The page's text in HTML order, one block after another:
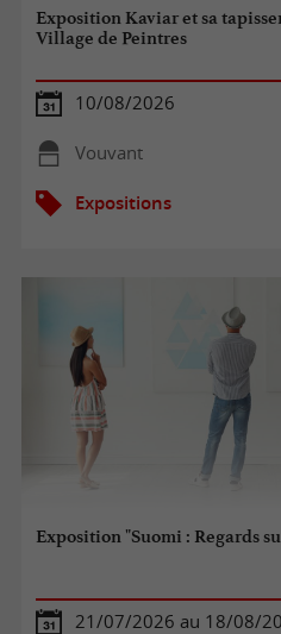
Exposition Kaviar et sa
Village de Peintres
10/08/2026
Vouvant
Expositions
Exposition "Suomi : Regards
21/07/2026 au 18/08/